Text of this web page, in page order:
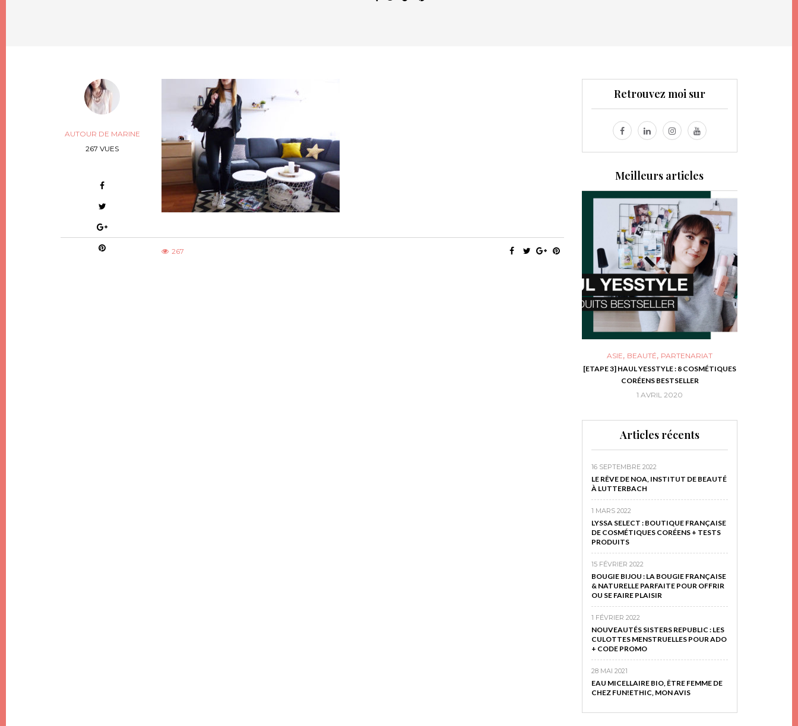
AUTOUR DE MARINE
267 VUES
267
Retrouvez moi sur
Meilleurs articles
ASIE, BEAUTÉ, PARTENARIAT
[ETAPE 3] HAUL YESSTYLE : 8 COSMÉTIQUES
CORÉENS BESTSELLER
1 AVRIL 2020
Articles récents
16 SEPTEMBRE 2022
LE RÊVE DE NOA, INSTITUT DE BEAUTÉ
À LUTTERBACH
1 MARS 2022
LYSSA SELECT : BOUTIQUE FRANÇAISE
DE COSMÉTIQUES CORÉENS + TESTS
PRODUITS
15 FÉVRIER 2022
BOUGIE BIJOU : LA BOUGIE FRANÇAISE
& NATURELLE PARFAITE POUR OFFRIR
OU SE FAIRE PLAISIR
1 FÉVRIER 2022
NOUVEAUTÉS SISTERS REPUBLIC : LES
CULOTTES MENSTRUELLES POUR ADO
+ CODE PROMO
28 MAI 2021
EAU MICELLAIRE BIO, ÊTRE FEMME DE
CHEZ FUN!ETHIC, MON AVIS